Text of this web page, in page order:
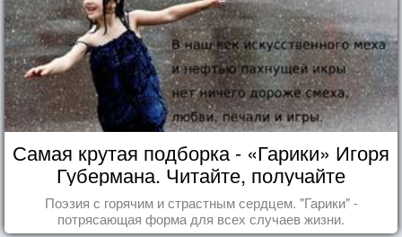
Самая крутая подборка - «Гарики» Игоря
Губермана. Читайте, получайте
удовольствие!
Поэзия с горячим и страстным сердцем. "Гарики" -
потрясающая форма для всех случаев жизни.